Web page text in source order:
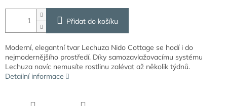
Přidat do košíku
Moderní, elegantní tvar Lechuza Nido Cottage se hodí i do
nejmodernějšího prostředí. Díky samozavlažovacímu systému
Lechuza navíc nemusíte rostlinu zalévat až několik týdnů.
Detailní informace